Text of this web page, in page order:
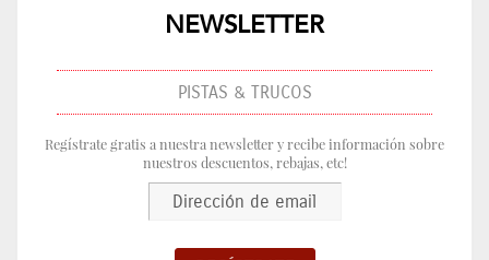
NEWSLETTER
PISTAS & TRUCOS
Regístrate gratis a nuestra newsletter y recibe información sobre
nuestros descuentos, rebajas, etc!